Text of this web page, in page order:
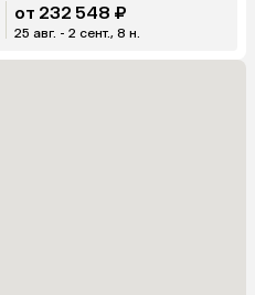
от 232 548 ₽
25 авг. - 2 сент., 8 н.